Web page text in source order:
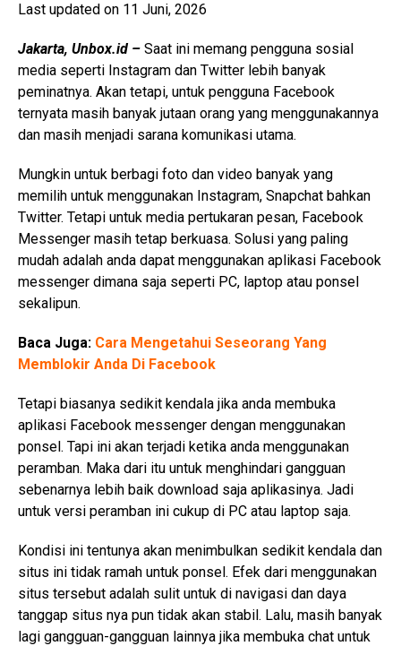
Last updated on 11 Juni, 2026
Jakarta, Unbox.id – Saat ini memang pengguna sosial
media seperti Instagram dan Twitter lebih banyak
peminatnya. Akan tetapi, untuk pengguna Facebook
ternyata masih banyak jutaan orang yang menggunakannya
dan masih menjadi sarana komunikasi utama.
Mungkin untuk berbagi foto dan video banyak yang
memilih untuk menggunakan Instagram, Snapchat bahkan
Twitter. Tetapi untuk media pertukaran pesan, Facebook
Messenger masih tetap berkuasa. Solusi yang paling
mudah adalah anda dapat menggunakan aplikasi Facebook
messenger dimana saja seperti PC, laptop atau ponsel
sekalipun.
Baca Juga: Cara Mengetahui Seseorang Yang
Memblokir Anda Di Facebook
Tetapi biasanya sedikit kendala jika anda membuka
aplikasi Facebook messenger dengan menggunakan
ponsel. Tapi ini akan terjadi ketika anda menggunakan
peramban. Maka dari itu untuk menghindari gangguan
sebenarnya lebih baik download saja aplikasinya. Jadi
untuk versi peramban ini cukup di PC atau laptop saja.
Kondisi ini tentunya akan menimbulkan sedikit kendala dan
situs ini tidak ramah untuk ponsel. Efek dari menggunakan
situs tersebut adalah sulit untuk di navigasi dan daya
tanggap situs nya pun tidak akan stabil. Lalu, masih banyak
lagi gangguan-gangguan lainnya jika membuka chat untuk